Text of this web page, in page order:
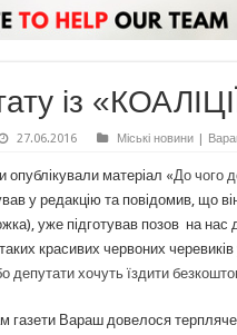
із
27.06.2016 Міські новини |
опублікували матеріал «До чого
у редакцію та повідомив, що
уже підготував позов на
красивих червоних
депутати хочуть їздити
газети Вараш довелося терпляче